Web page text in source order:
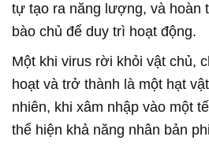
tự tạo ra năng lượng, và hoàn
bào chủ để duy trì hoạt động.
Một khi virus rời khỏi vật chủ,
hoạt và trở thành là một hạt
nhiên, khi xâm nhập vào một
thể hiện khả năng nhân bản